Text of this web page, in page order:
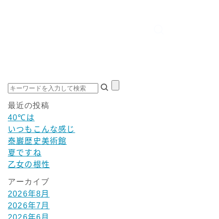
最近の投稿
40℃は
いつもこんな感じ
泰巖歴史美術館
夏ですね
乙女の根性
アーカイブ
2026年8月
2026年7月
2026年6月